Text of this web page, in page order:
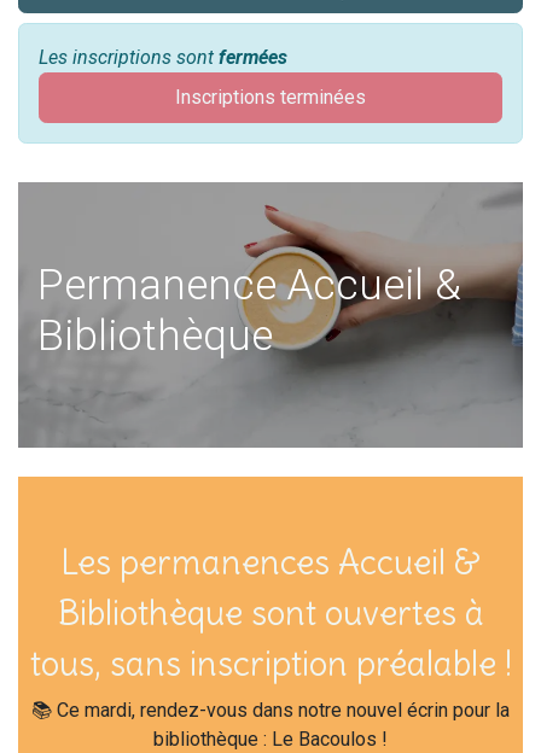
Les inscriptions sont fermées
Inscriptions terminées
Permanence Accueil &
Bibliothèque
Les permanences Accueil &
Bibliothèque sont ouvertes à
tous, sans inscription préalable !
📚 Ce mardi, rendez-vous dans notre nouvel écrin pour la
bibliothèque : Le Bacoulos !